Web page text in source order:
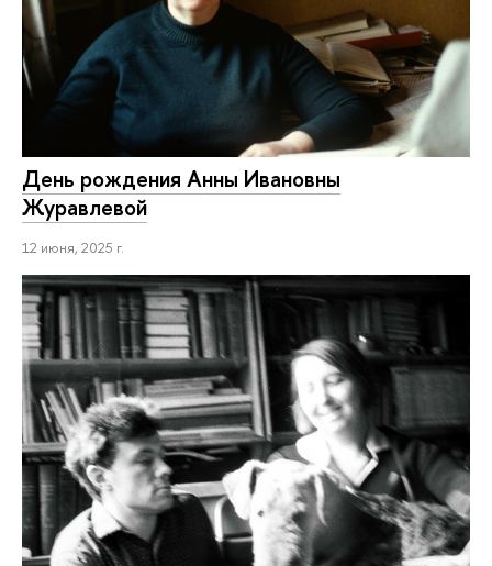
День рождения Анны Ивановны
Журавлевой
12 июня, 2025 г.